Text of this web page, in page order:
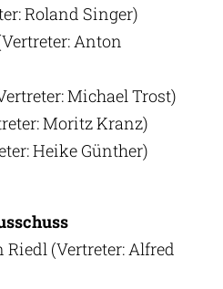
Roland Singer)
Anton
Michael Trost)
Moritz Kranz)
Heike Günther)
(Vertreter: Alfred